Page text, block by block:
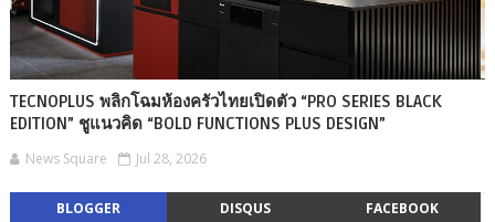
TECNOPLUS พลิกโฉมห้องครัวไทยเปิดตัว “PRO SERIES BLACK
EDITION” ชูแนวคิด “BOLD FUNCTIONS PLUS DESIGN”
News Square Jul 28, 2026
BLOGGER DISQUS FACEBOOK